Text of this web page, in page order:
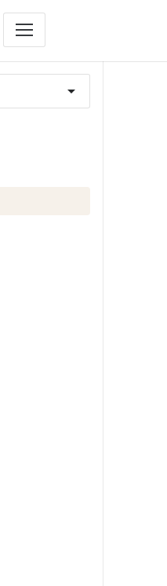
arrow_drop_down